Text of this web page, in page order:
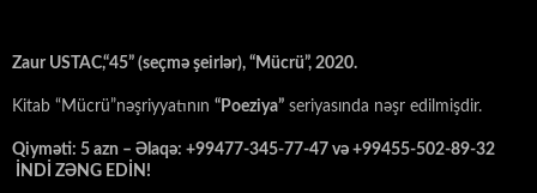
Zaur USTAC,“45” (seçmə şeirlər), “Mücrü”, 2020.
Kitab “Mücrü”nəşriyyatının “Poeziya” seriyasında nəşr edilmişdir.
Qiyməti: 5 azn – Əlaqə: +99477-345-77-47 və +99455-502-89-32
İNDİ ZƏNG EDİN!